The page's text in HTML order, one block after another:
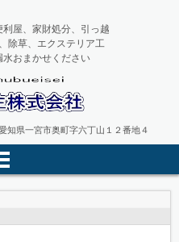
屋、家財処分、引っ越
除草、エクステリア工
おまかせください
知県一宮市奥町字六丁山１２番地４